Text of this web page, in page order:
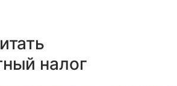
налог